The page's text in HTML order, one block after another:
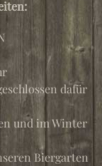
dafür
und im Winter
Biergarten